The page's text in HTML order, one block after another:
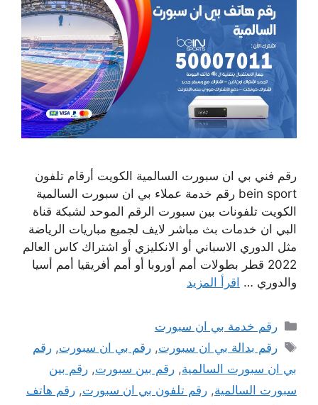
رقم فني بي ان سبورت السالمية الكويت أرقام تلفون
bein sport رقم خدمة عملاء بي ان سبورت السالمية
الكويت تلفونات بين سبورت الرقم الموحد لشبكة قناة
البي ان خدمات بث مباشر لايف لجميع مباريات الرياضة
مثل الدوري الاسباني أو الانكليزي أو اشتراك كاس العالم
2022 قطر بطولات أمم أوروبا أو أمم أفريقيا أمم أسيا
والدوري … اقرأ المزيد
التصنيفات
رقم خدمة بي ان سبورت
الوسوم
رقم بدالة بي ان سبورت,رقم بي ان سبورت,رقم
بي ان سبورت السالمية, رقم بين سبورت, رقم بين
سبورت السالمية, رقم تلفون بي ان سبورت, رقم هاتف